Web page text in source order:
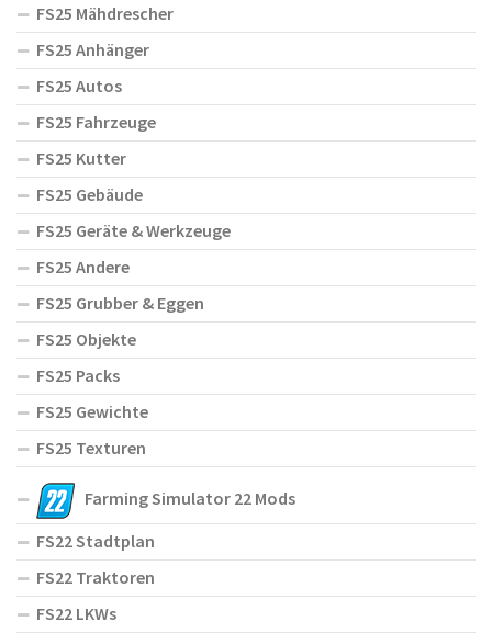
FS25 Mähdrescher
FS25 Anhänger
FS25 Autos
FS25 Fahrzeuge
FS25 Kutter
FS25 Gebäude
FS25 Geräte & Werkzeuge
FS25 Andere
FS25 Grubber & Eggen
FS25 Objekte
FS25 Packs
FS25 Gewichte
FS25 Texturen
Farming Simulator 22 Mods
FS22 Stadtplan
FS22 Traktoren
FS22 LKWs